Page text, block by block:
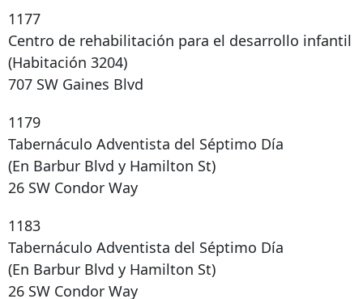
1177
Centro de rehabilitación para el desarrollo infantil
(Habitación 3204)
707 SW Gaines Blvd
1179
Tabernáculo Adventista del Séptimo Día
(En Barbur Blvd y Hamilton St)
26 SW Condor Way
1183
Tabernáculo Adventista del Séptimo Día
(En Barbur Blvd y Hamilton St)
26 SW Condor Way